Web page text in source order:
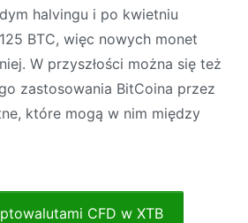
halvingu i po kwietniu
BTC, więc nowych monet
W przyszłości można się też
zastosowania BitCoina przez
które mogą w nim między
CFD w XTB